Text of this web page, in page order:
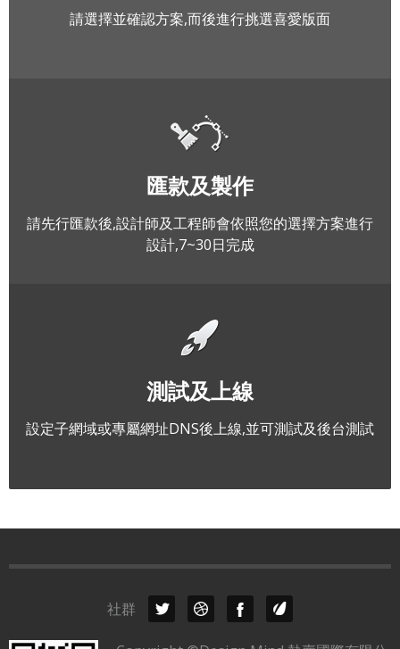
請選擇並確認方案,而後進行挑選喜愛版面
匯款及製作
請先行匯款後,設計師及工程師會依照您的選擇方案進行
設計,7~30日完成
測試及上線
設定子網域或專屬網址DNS後上線,並可測試及後台測試
社群